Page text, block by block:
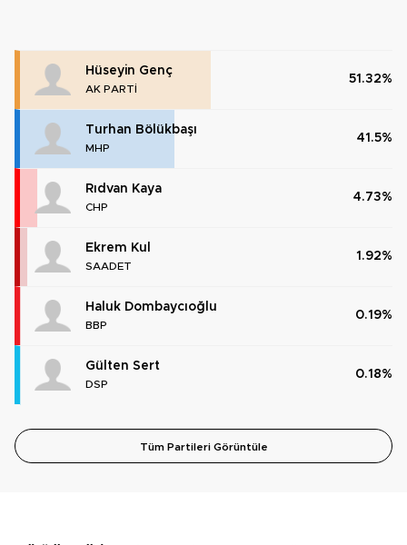
Hüseyin Genç
AK PARTİ
51.32%
Turhan Bölükbaşı
MHP
41.5%
Rıdvan Kaya
CHP
4.73%
Ekrem Kul
SAADET
1.92%
Haluk Dombaycıoğlu
BBP
0.19%
Gülten Sert
DSP
0.18%
Tüm Partileri Görüntüle